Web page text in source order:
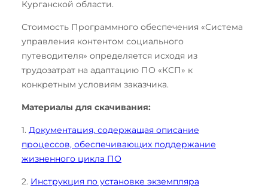
Курганской области.
Стоимость Программного обеспечения «Система
управления контентом социального
путеводителя» определяется исходя из
трудозатрат на адаптацию ПО «КСП» к
конкретным условиям заказчика.
Материалы для скачивания:
1. Документация, содержащая описание
процессов, обеспечивающих поддержание
жизненного цикла ПО
2. Инструкция по установке экземпляра